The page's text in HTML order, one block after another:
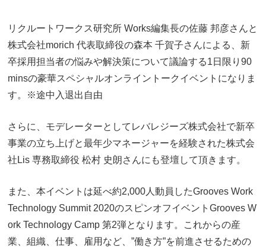
リクルートワークス研究所 Works編集長の佐藤 邦彦さんと
株式会社morich 代表取締役の森本 千賀子さんによる、新
卒採用担当者の悩みや解決策について議論する1日限り90
minsの豪華スペシャルオンライントークイベントになりま
す。※途中入退出自由
さらに、モデレーターとしてレバレジーズ株式会社で新卒
事業の立ち上げと最年少マネージャーを経験された株式会
社Lis 専務取締役 松村 史朗さんにも登壇して頂きます。
また、本イベントは延べ約2,000人動員したGrooves Work
Technology Summit 2020のスピンオフイベントGrooves W
ork Technology Camp 第2弾となります。これからの産
業、組織、仕事、雇用など、”働き方”を前進させるための